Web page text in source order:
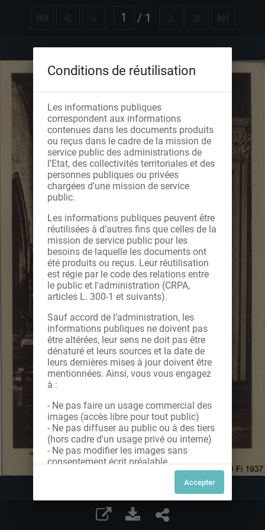
/ 1
Conditions de réutilisation
Les informations publiques
correspondent aux informations
contenues dans les documents produits
ou reçus dans le cadre de la mission de
service public des administrations de
l’Etat, des collectivités territoriales et des
personnes publiques ou privées
chargées d’une mission de service
public.
Les informations publiques peuvent être
réutilisées à d’autres fins que celles de la
mission de service public pour les
besoins de laquelle les documents ont
été produits ou reçus. Leur réutilisation
est régie par le code des relations entre
le public et l'administration (CRPA,
articles L. 300-1 et suivants).
Sauf accord de l’administration, les
informations publiques ne doivent pas
être altérées, leur sens ne doit pas être
dénaturé et leurs sources et la date de
leurs dernières mises à jour doivent être
mentionnées. Ainsi, vous vous engagez
à :
- Ne pas faire un usage commercial des
images (accès libre pour tout public)
- Ne pas diffuser au public ou à des tiers
(hors cadre d'un usage privé ou interne)
- Ne pas modifier les images sans
consentement écrit préalable
Dans le cas contraire, nous vous invitons
à nous contacter afin de solliciter le type
de Licence souhaitée parmi celles
proposées et le cas échéant, acquitter